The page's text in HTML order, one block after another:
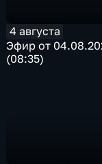
4 августа
Эфир от
(08:35)